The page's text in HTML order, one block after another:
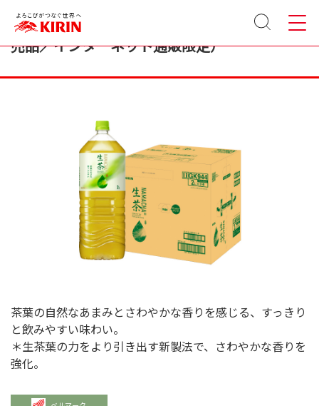
サイト
内検索
メニュ
ー
キリン 生茶 2000ml ペットボトル（ケース販
売品／インターネット通販限定）
茶葉の自然なあまみとさわやかな香りを感じる、すっきり
と飲みやすい味わい。
＊生茶葉の力をより引き出す新製法で、さわやかな香りを
強化。